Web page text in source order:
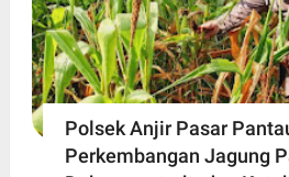
Polsek Anjir Pasar
Perkembangan Jagung